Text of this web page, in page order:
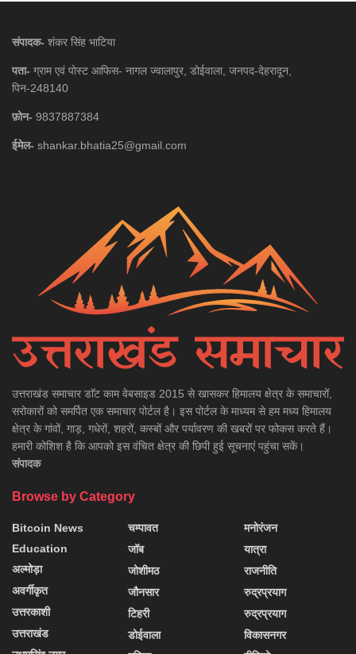
संपादक- शंकर सिंह भाटिया
पता- ग्राम एवं पोस्ट आफिस- नागल ज्वालापुर, डोईवाला, जनपद-देहरादून,
पिन-248140
फ़ोन- 9837887384
ईमेल- shankar.bhatia25@gmail.com
उत्तराखंड समाचार डाॅट काम वेबसाइड 2015 से खासकर हिमालय क्षेत्र के समाचारों,
सरोकारों को समर्पित एक समाचार पोर्टल है। इस पोर्टल के माध्यम से हम मध्य हिमालय
क्षेत्र के गांवों, गाड़, गधेरों, शहरों, कस्बों और पर्यावरण की खबरों पर फोकस करते हैं।
हमारी कोशिश है कि आपको इस वंचित क्षेत्र की छिपी हुई सूचनाएं पहुंचा सकें।
संपादक
Browse by Category
Bitcoin News
Education
अल्मोड़ा
अवर्गीकृत
उत्तरकाशी
उत्तराखंड
चम्पावत
जॉब
जोशीमठ
जौनसार
टिहरी
डोईवाला
मनोरंजन
यात्रा
राजनीति
रुद्रप्रयाग
रुद्रप्रयाग
विकासनगर